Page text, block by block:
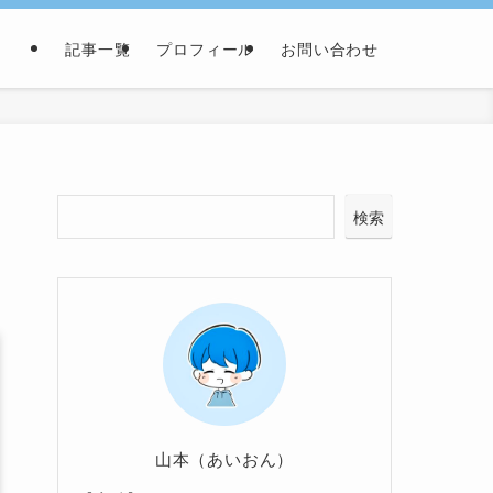
記事一覧 プロフィール お問い合わせ
検索
山本（あいおん）